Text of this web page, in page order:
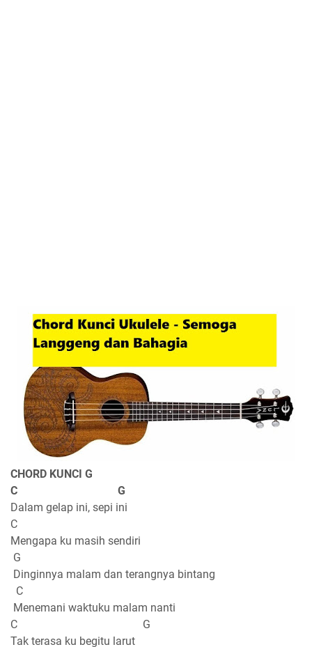
CHORD KUNCI G
C G
Dalam gelap ini, sepi ini
C
Mengapa ku masih sendiri
G
Dinginnya malam dan terangnya bintang
C
Menemani waktuku malam nanti
C G
Tak terasa ku begitu larut